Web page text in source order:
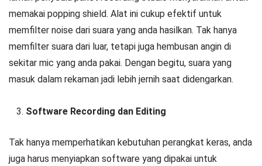
memakai popping shield. Alat ini cukup efektif untuk
memfilter noise dari suara yang anda hasilkan. Tak hanya
memfilter suara dari luar, tetapi juga hembusan angin di
sekitar mic yang anda pakai. Dengan begitu, suara yang
masuk dalam rekaman jadi lebih jernih saat didengarkan.
Software Recording dan Editing
Tak hanya memperhatikan kebutuhan perangkat keras, anda
juga harus menyiapkan software yang dipakai untuk